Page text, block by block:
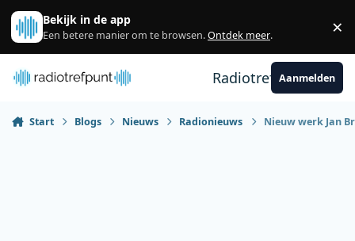
Spring naar bijdragen
Bekijk in de app
Een betere manier om te browsen.Ontdek meer. ×
RadiotrefpuntAanmelden
Start Blogs Nieuws Radionieuws Nieuw werk Jan